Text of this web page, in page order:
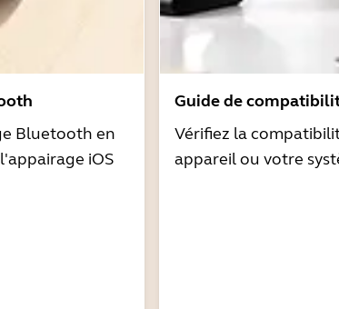
Bluetooth en
iOS
Guide de
Vérifiez la
appareil ou votre